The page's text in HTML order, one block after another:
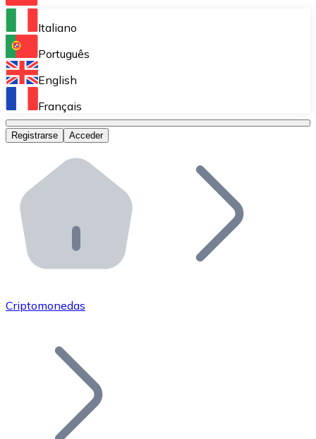
Bitnovo Ramp
Integra nuestra solución en tu plataforma.
Bitnovo Giftcards
Bitnovo OTC
Bitnovo ATM
Integra un ATM Bitnovo en tu negocio y permite que
Bitnovo API
Integra nuestra API en tu ecosistema.
Únete a nuestra red de distribuidores.
Añade tu proyecto a nuestro ecosistema.
Italiano
Português
English
Français
Registrarse Acceder
Criptomonedas